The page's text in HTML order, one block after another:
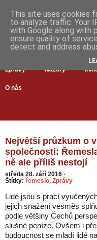
Zprávy Názory
O nás
Největší průzkum o
společnosti:
ně ale příliš nestojí
středa 28. září 2016 ·
Štítky: řemeslo, Zprávy
Lidé jsou s prací
jejich snažení vesměs
podle většiny Čechů
slušné peníze. Ovšem i
budoucnost se mladí lidé
This site uses cookies
to analyze traffic. Your
with Google along with
ensure quality of
detect and address